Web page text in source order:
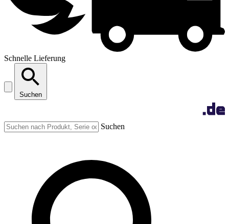
Schnelle Lieferung
Suchen
Suchen